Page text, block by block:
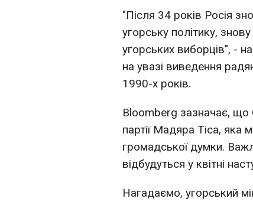
"Після 34 років Росія
угорську політику,
угорських виборців", -
на увазі виведення
1990-х років.
Bloomberg зазначає,
партії Мадяра Тіса, яка
громадської думки.
відбудуться у квітні
Нагадаємо, угорський